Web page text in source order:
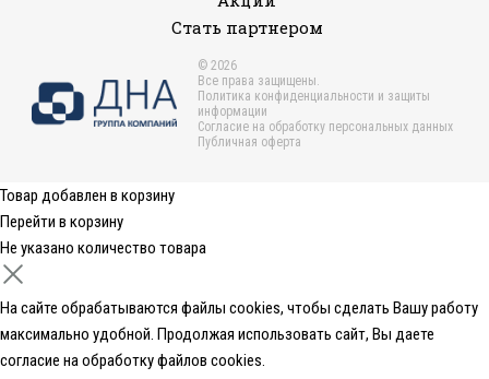
© 2026
Все права защищены.
Политика конфиденциальности и защиты
информации
Согласие на обработку персональных данных
Публичная оферта
Стать партнером
Товар добавлен в корзину
Перейти в корзину
Не указано количество товара
На сайте обрабатываются файлы cookies, чтобы сделать Вашу работу
максимально удобной. Продолжая использовать сайт, Вы даете
согласие на обработку файлов cookies.